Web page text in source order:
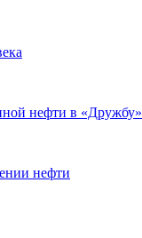
нефти в «Дружбу»
нефти